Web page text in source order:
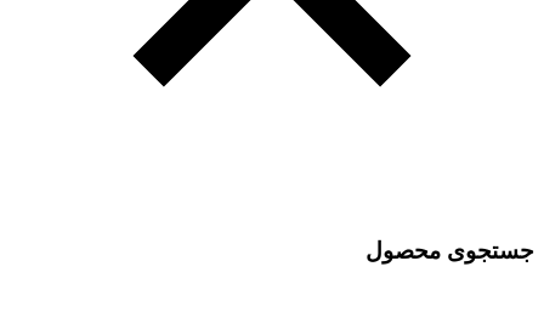
جستجوی محصول